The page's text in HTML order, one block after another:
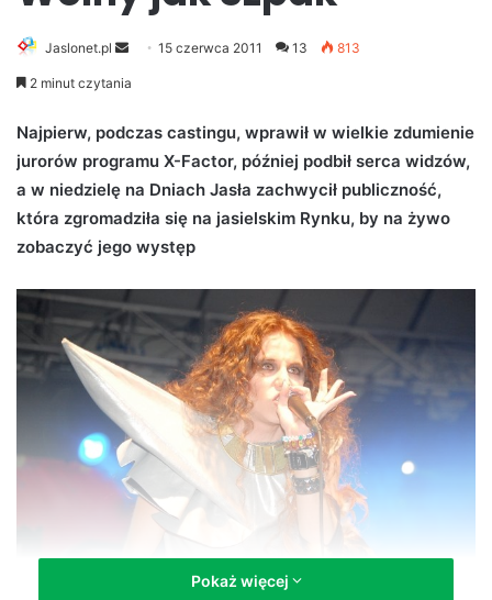
Jaslonet.pl
d
a
i
l
15 czerwca 2011 13 813
2 minut czytania
Najpierw, podczas castingu, wprawił w wielkie zdumienie
jurorów programu X-Factor, później podbił serca widzów,
a w niedzielę na Dniach Jasła zachwycił publiczność,
która zgromadziła się na jasielskim Rynku, by na żywo
zobaczyć jego występ
Pokaż więcej